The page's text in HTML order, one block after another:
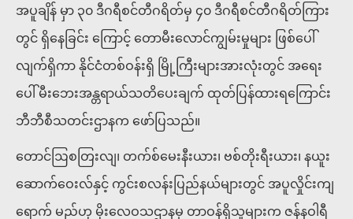
အပူချိန် မှာ ၃၀ ဒီဂရီစင်တီဂရိတ်မှ ၄၀ ဒီဂရီစင်တီဂရိတ်ကြား
တွင် ရှိနေခြင်း ကြောင့် တောမီးလောင်ကျွမ်းမှုများ ဖြစ်ပေါ်
လျက်ရှိကာ နိုင်ငံတစ်ဝန်းရှိ မြို့ကြီးများအားလုံးတွင် အရေး
ပေါ် မီးဘေးအန္တရာယ်သတိပေးချက် ထုတ်ပြန်ထားရကြောင်း
ဘီဘီစီသတင်းဌာနက ဖော်ပြသည်။
တောင်ဩစတြးလျ၊ တက်စ်မေးနီးယား၊ ဗစ်တိုးရီးယား၊ နယူး
ဆောက်ဝေးလ်နှင့် ကွင်းစလန်းပြည်နယ်များတွင် အပူလှိုင်းကျ
ရောက် မည်ဟု မိုးလေဝသဌာနမှ တာဝန်ရှိသူများက ဇန်နဝါရီ